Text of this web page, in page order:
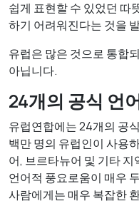
쉽게 표현할 수 있었던 따
하기 어려워진다는 것을
유럽은 많은 것으로 통합
아닙니다.
24개의 공식 언
유럽연합에는 24개의 공
백만 명의 유럽인이 사용
어, 브르타뉴어 및 기타
언어적 풍요로움이 매우
사람에게는 매우 복잡한